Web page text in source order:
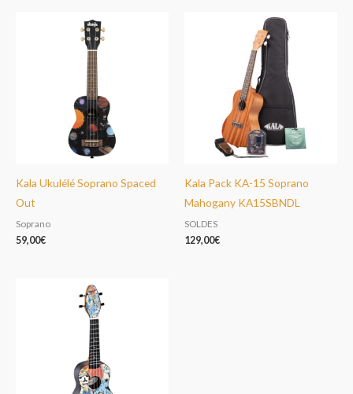
Kala Ukulélé Soprano Spaced
Out
Soprano
59,00€
Kala Pack KA-15 Soprano
Mahogany KA15SBNDL
SOLDES
129,00€